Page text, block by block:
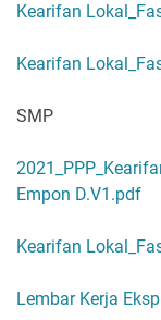
Kearifan
Kearifan
SMP
Empon D.V1.pdf
Kearifan
Lembar Kerja